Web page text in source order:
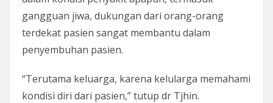
gangguan jiwa, dukungan dari orang-orang
terdekat pasien sangat membantu dalam
penyembuhan pasien.
“Terutama keluarga, karena kelularga memahami
kondisi diri dari pasien,” tutup dr Tjhin.